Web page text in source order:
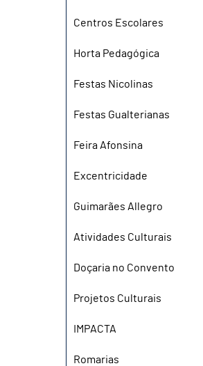
Centros Escolares
Horta Pedagógica
Festas Nicolinas
Festas Gualterianas
Feira Afonsina
Excentricidade
Guimarães Allegro
Atividades Culturais
Doçaria no Convento
Projetos Culturais
IMPACTA
Romarias